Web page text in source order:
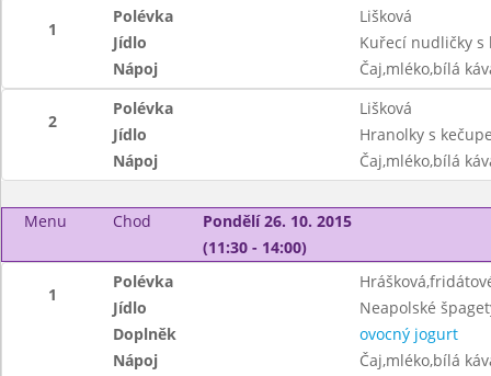
1
Polévka
Lišková
Jídlo
Kuřecí nudličky s
Nápoj
Čaj,mléko,bílá
2
Polévka
Lišková
Jídlo
Hranolky s
Nápoj
Čaj,mléko,bílá
Menu Chod
Pondělí 26. 10. 2015
(11:30 - 14:00)
1
Polévka
Jídlo
Neapolské
Doplněk
ovocný jogurt
Nápoj
Čaj,mléko,bílá